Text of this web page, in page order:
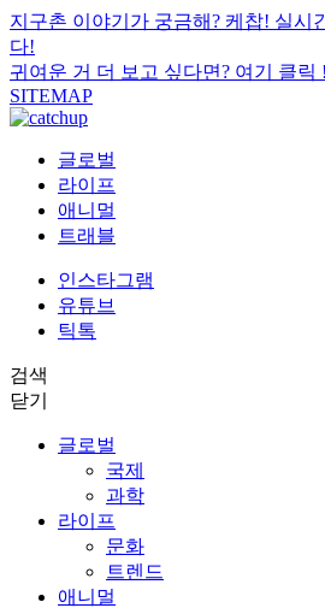
지구촌 이야기가 궁금해? 케찹! 실시
다!
귀여운 거 더 보고 싶다면? 여기 클릭 !
SITEMAP
글로벌
라이프
애니멀
트래블
인스타그램
유튜브
틱톡
검색
닫기
글로벌
국제
과학
라이프
문화
트렌드
애니멀